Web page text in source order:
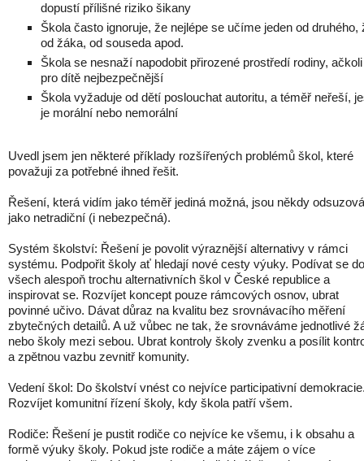
dopustí přílišné riziko šikany
Škola často ignoruje, že nejlépe se učíme jeden od druhého,
od žáka, od souseda apod.
Škola se nesnaží napodobit přirozené prostředí rodiny,
pro dítě nejbezpečnější
Škola vyžaduje od dětí poslouchat autoritu, a téměř neřeší,
je morální nebo nemorální
Uvedl jsem jen některé příklady rozšířených problémů škol, které
považuji za potřebné ihned řešit.
Řešení, která vidím jako téměř jediná možná, jsou někdy
jako netradiční (i nebezpečná).
Systém školství: Řešení je povolit výraznější alternativy v rámci
systému. Podpořit školy ať hledají nové cesty výuky. Podívat se do
všech alespoň trochu alternativních škol v České republice a
inspirovat se. Rozvíjet koncept pouze rámcových osnov, ubrat
povinné učivo. Dávat důraz na kvalitu bez srovnávacího měření
zbytečných detailů. A už vůbec ne tak, že srovnáváme jednotlivé
nebo školy mezi sebou. Ubrat kontroly školy zvenku a posílit
a zpětnou vazbu zevnitř komunity.
Vedení škol: Do školství vnést co nejvíce participativní
Rozvíjet komunitní řízení školy, kdy škola patří všem.
Rodiče: Řešení je pustit rodiče co nejvíce ke všemu, i k obsahu a
formě výuky školy. Pokud jste rodiče a máte zájem o více